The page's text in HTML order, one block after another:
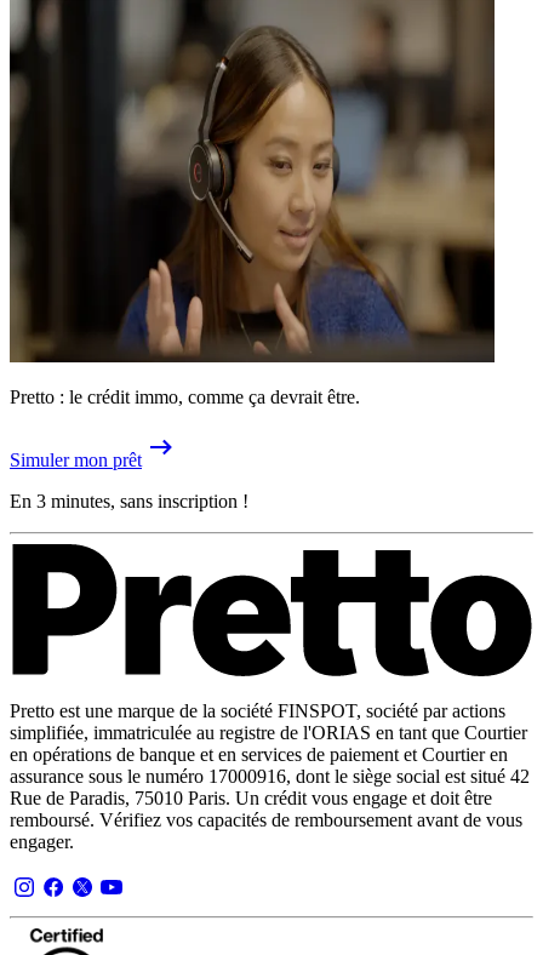
Pretto : le crédit immo, comme ça devrait être.
Simuler mon prêt
En 3 minutes, sans inscription !
Pretto est une marque de la société FINSPOT, société par actions
simplifiée, immatriculée au registre de l'ORIAS en tant que Courtier
en opérations de banque et en services de paiement et Courtier en
assurance sous le numéro 17000916, dont le siège social est situé 42
Rue de Paradis, 75010 Paris. Un crédit vous engage et doit être
remboursé. Vérifiez vos capacités de remboursement avant de vous
engager.